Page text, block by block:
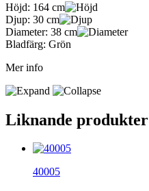
Höjd: 164 cm
Djup: 30 cm
Diameter: 38 cm
Bladfärg: Grön
Mer info
Liknande produkter
40005